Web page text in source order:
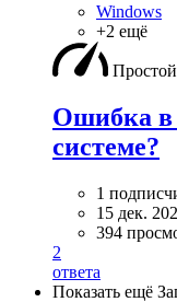
Windows
+2 ещё
Простой
Ошибка в
системе?
1
15 дек.
394
2
ответа
Показать ещё